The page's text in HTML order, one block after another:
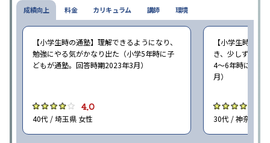
成績向上
【小学生時の通塾】理解できるようになり、
勉強にやる気がかなり出た（小学5年時に子
どもが通塾。回答時期2023年3月）
4.0
40代 / 埼玉県 女性
【小学生時の通
き、少しずつ成
4〜6年時に子ど
月）
30代 / 神奈川県
料金 カリキュラム 講師 環境